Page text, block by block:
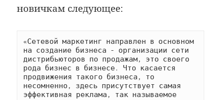
новичкам следующее:
«Сетевой маркетинг направлен в основном
на создание бизнеса - организации сети
дистрибьюторов по продажам, это своего
рода бизнес в бизнесе. Что касается
продвижения такого бизнеса, то
несомненно, здесь присутствует самая
эффективная реклама, так называемое